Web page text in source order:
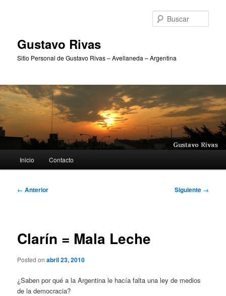
Gustavo Rivas
Sitio Personal de Gustavo Rivas – Avellaneda – Argentina
principal
Inicio Contacto
Navegación
← Anterior Siguiente →
Clarín = Mala Leche
Posted onabril 23, 2010
¿Saben por qué a la Argentina le hacía falta una ley de medios
de la democracia?